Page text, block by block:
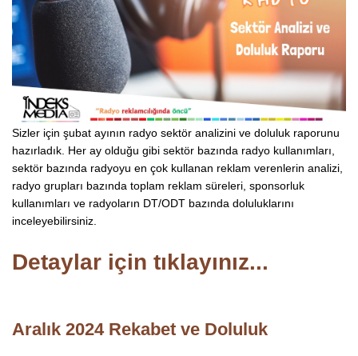
Sizler için şubat ayının radyo sektör analizini ve doluluk raporunu
hazırladık. Her ay olduğu gibi sektör bazında radyo kullanımları,
sektör bazında radyoyu en çok kullanan reklam verenlerin analizi,
radyo grupları bazında toplam reklam süreleri, sponsorluk
kullanımları ve radyoların DT/ODT bazında doluluklarını
inceleyebilirsiniz.
Detaylar için tıklayınız...
Aralık 2024 Rekabet ve Doluluk